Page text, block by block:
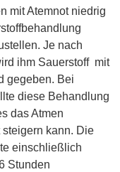
mit Atemnot niedrig
Je nach
ihm Sauerstoff mit
gegeben. Bei
diese Behandlung
das Atmen
kann. Die
einschließlich
Stunden